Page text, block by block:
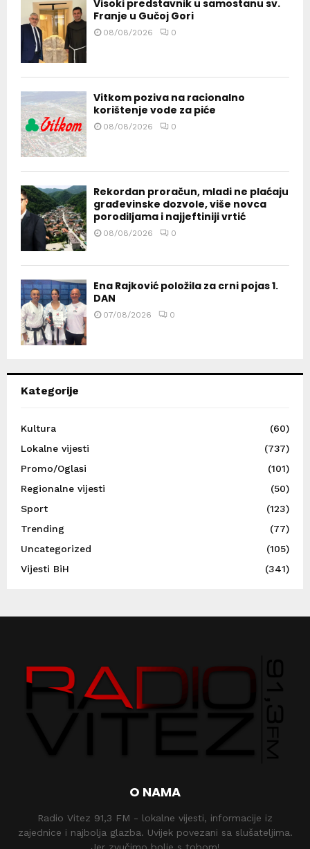
Visoki predstavnik u samostanu sv.
Franje u Gučoj Gori
08/08/2026 0
Vitkom poziva na racionalno
korištenje vode za piće
08/08/2026 0
Rekordan proračun, mladi ne plaćaju
građevinske dozvole, više novca
porodiljama i najjeftiniji vrtić
08/08/2026 0
Ena Rajković položila za crni pojas 1.
DAN
07/08/2026 0
Kategorije
Kultura
(60)
Lokalne vijesti
(737)
Promo/Oglasi
(101)
Regionalne vijesti
(50)
Sport
(123)
Trending
(77)
Uncategorized
(105)
Vijesti BiH
(341)
O NAMA
Radio Vitez 91,3 FM - lokalne vijesti, informacije iz
zajednice i najbolja glazba. Uvijek povezani sa slušateljima.
Jer zvučimo bolje s tobom!